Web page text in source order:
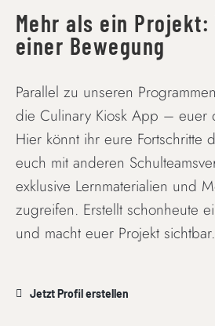
Mehr als ein Projekt:
einer Bewegung
Parallel zu unseren
die Culinary Kiosk App – euer
Hier könnt ihr eure Fortschritte
euch mit anderen
exklusive Lernmaterialien und
zugreifen. Erstellt schonheute
und macht euer Projekt sichtbar.
Jetzt Profil erstellen